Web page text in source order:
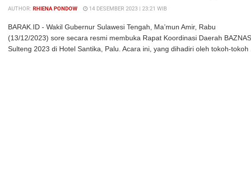
AUTHOR: RHIENA PONDOW 14 DESEMBER 2023 | 23:21 WIB
BARAK.ID - Wakil Gubernur Sulawesi Tengah, Ma’mun Amir, Rabu
(13/12/2023) sore secara resmi membuka Rapat Koordinasi Daerah BAZNAS
Sulteng 2023 di Hotel Santika, Palu. Acara ini, yang dihadiri oleh tokoh-tokoh